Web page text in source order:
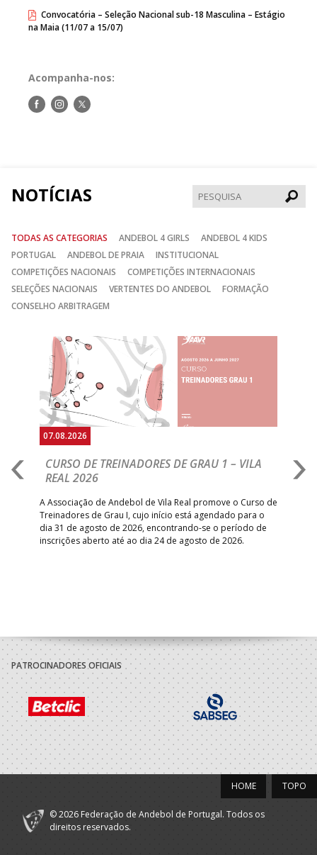
Convocatória – Seleção Nacional sub-18 Masculina – Estágio
na Maia (11/07 a 15/07)
Acompanha-nos:
Siga-Siga-Siga-
NOTÍCIAS
TODAS AS CATEGORIAS ANDEBOL 4 GIRLS
ANDEBOL 4 KIDS
PORTUGAL
ANDEBOL DE PRAIA
INSTITUCIONAL
COMPETIÇÕES NACIONAIS
COMPETIÇÕES INTERNACIONAIS
SELEÇÕES NACIONAIS
VERTENTES DO ANDEBOL
FORMAÇÃO
CONSELHO ARBITRAGEM
07.08.2026
CURSO DE TREINADORES DE GRAU 1 – VILA
REAL 2026
A Associação de Andebol de Vila Real promove o Curso de
Treinadores de Grau I, cujo início está agendado para o
dia 31 de agosto de 2026, encontrando-se o período de
inscrições aberto até ao dia 24 de agosto de 2026.
Anterior
PATROCINADORES OFICIAIS
TOPO
HOME
© 2026 Federação de Andebol de Portugal. Todos os
direitos reservados.